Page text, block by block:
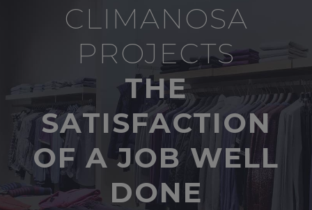
CLIMANOSA
PROJECTS
THE
SATISFACTION
OF A JOB WELL
DONE